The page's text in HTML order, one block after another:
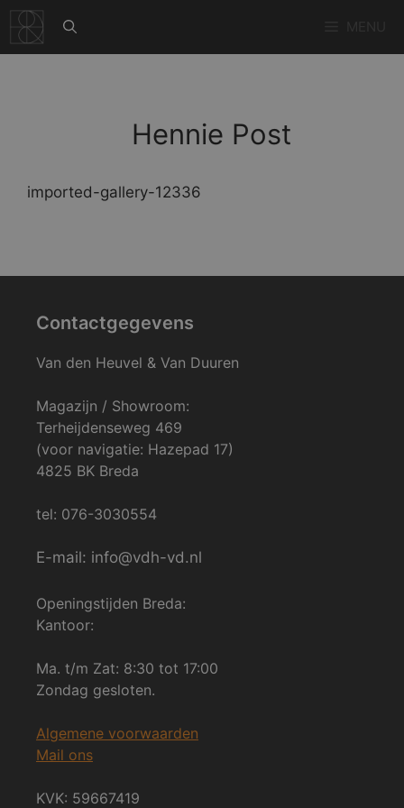
naar
de
Hennie Post
imported-gallery-12336
Contactgegevens
Van den Heuvel & Van Duuren
Magazijn / Showroom:
Terheijdenseweg 469
(voor navigatie: Hazepad 17)
4825 BK Breda
tel: 076-3030554
E-mail: info@vdh-vd.nl
Openingstijden Breda:
Kantoor:
Ma. t/m Zat: 8:30 tot 17:00
Zondag gesloten.
Algemene voorwaarden
Mail ons
KVK: 59667419